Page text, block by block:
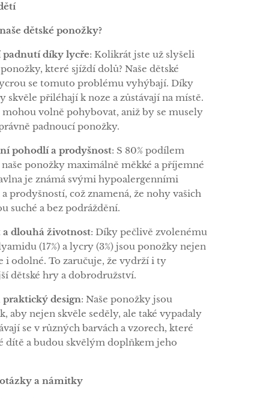
dětské ponožky?
padnutí díky lycře: Kolikrát jste už slyšeli
které sjíždí dolů? Naše dětské
se tomuto problému vyhýbají. Díky
skvěle přiléhají k noze a zůstávají na místě.
mohou volně pohybovat, aniž by se musely
padnoucí ponožky.
pohodlí a prodyšnost: S 80% podílem
ponožky maximálně měkké a příjemné
je známá svými hypoalergenními
prodyšností, což znamená, že nohy vašich
suché a bez podráždění.
a dlouhá životnost: Díky pečlivě zvolenému
(17%) a lycry (3%) jsou ponožky nejen
i odolné. To zaručuje, že vydrží i ty
dětské hry a dobrodružství.
praktický design: Naše ponožky jsou
aby nejen skvěle seděly, ale také vypadaly
se v různých barvách a vzorech, které
dítě a budou skvělým doplňkem jeho
a námitky